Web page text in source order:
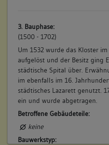
3. Bauphase:
(1500 - 1702)
Um 1532 wurde das Kloster
aufgelöst und der Besitz ging
städtische Spital über.
im ebenfalls im 16.
städtisches Lazarett genutzt.
ein und wurde abgetragen.
Betroffene Gebäudeteile:
keine
Bauwerkstyp: